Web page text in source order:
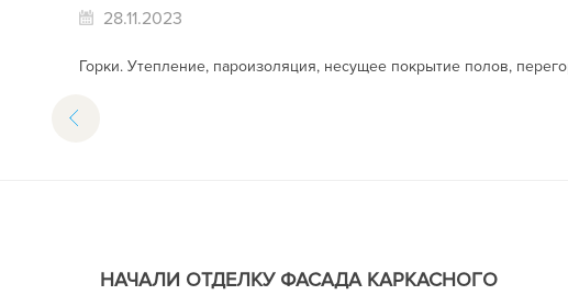
28.11.2023
Горки. Утепление, пароизоляция, несущее покрытие полов,
НАЧАЛИ ОТДЕЛКУ ФАСАДА КАРКАСНОГО